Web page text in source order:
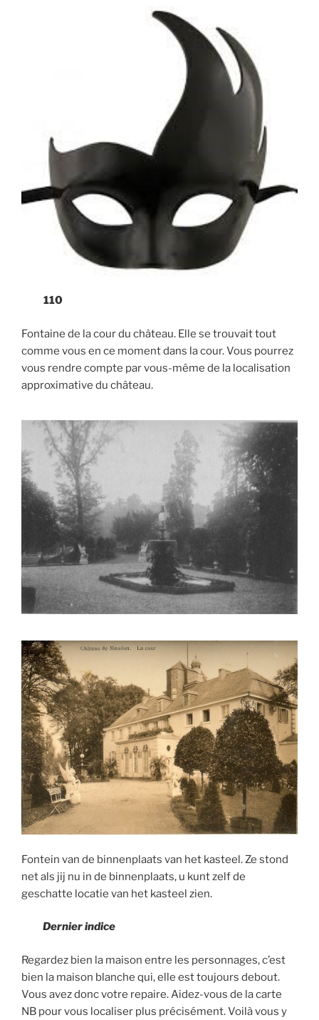
110
Fontaine de la cour du château. Elle se trouvait tout
comme vous en ce moment dans la cour. Vous pourrez
vous rendre compte par vous-même de la localisation
approximative du château.
Fontein van de binnenplaats van het kasteel. Ze stond
net als jij nu in de binnenplaats, u kunt zelf de
geschatte locatie van het kasteel zien.
Dernier indice
Regardez bien la maison entre les personnages, c’est
bien la maison blanche qui, elle est toujours debout.
Vous avez donc votre repaire. Aidez-vous de la carte
NB pour vous localiser plus précisément. Voilà vous y